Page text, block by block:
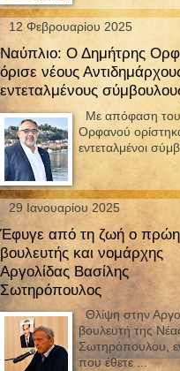
12 Φεβρουαρίου 2025
Ναύπλιο: Ο Δημήτρης
όρισε νέους
εντεταλμένους
Με απόφαση
Ορφανού
εντεταλμένοι
29 Ιανουαρίου 2025
Έφυγε από τη ζωή ο
βουλευτής και νομάρχης
Αργολίδας Βασίλης
Σωτηρόπουλος
Θλίψη στην
βουλευτή της
Σωτηρόπουλου,
που έθετε ...